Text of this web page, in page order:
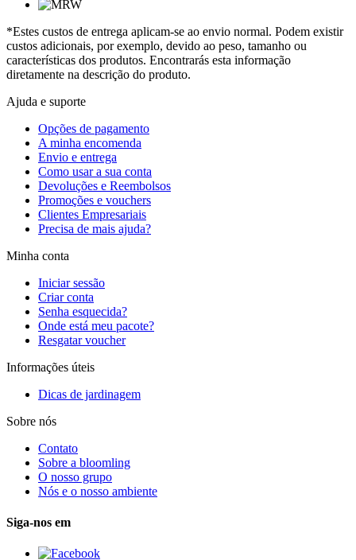
*Estes custos de entrega aplicam-se ao envio normal. Podem existir
custos adicionais, por exemplo, devido ao peso, tamanho ou
características dos produtos. Encontrarás esta informação
diretamente na descrição do produto.
Ajuda e suporte
Opções de pagamento
A minha encomenda
Envio e entrega
Como usar a sua conta
Devoluções e Reembolsos
Promoções e vouchers
Clientes Empresariais
Precisa de mais ajuda?
Minha conta
Iniciar sessão
Criar conta
Senha esquecida?
Onde está meu pacote?
Resgatar voucher
Informações úteis
Dicas de jardinagem
Sobre nós
Contato
Sobre a bloomling
O nosso grupo
Nós e o nosso ambiente
Siga-nos em